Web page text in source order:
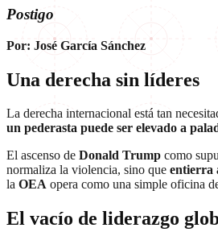
Postigo
Por: José García Sánchez
Una derecha sin líderes
La derecha internacional está tan
un pederasta puede ser elevado a
El ascenso de Donald Trump como
normaliza la violencia, sino que entierra
la OEA opera como una simple oficina
El vacío de liderazgo